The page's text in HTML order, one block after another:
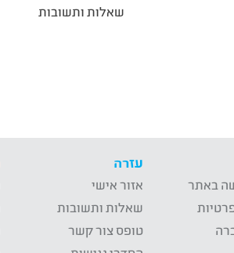
שאלות ותשובות
באתר
עזרה
אזור אישי
שאלות ותשובות
טופס צור קשר